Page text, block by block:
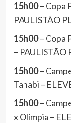
15h00– Copa
PAULISTÃO
15h00– Copa
– PAULISTÃO
15h00–
Tanabi –
15h00–
x Olímpia –